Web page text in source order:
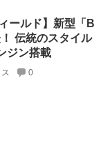
ールド】新型「B
伝統のスタイル
ジン搭載
0